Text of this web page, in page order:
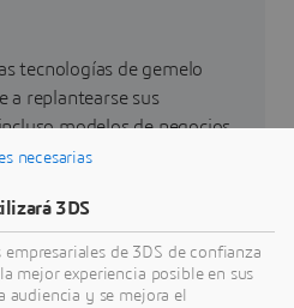
tecnologías de gemelo
a replantearse sus
modelos de negocios
innovaciones
necesarias
3DS
de 3DS de confianza
mejor experiencia posible en sus
audiencia y se mejora el